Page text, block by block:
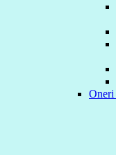
Oneri